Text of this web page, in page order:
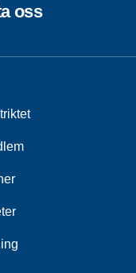
oss